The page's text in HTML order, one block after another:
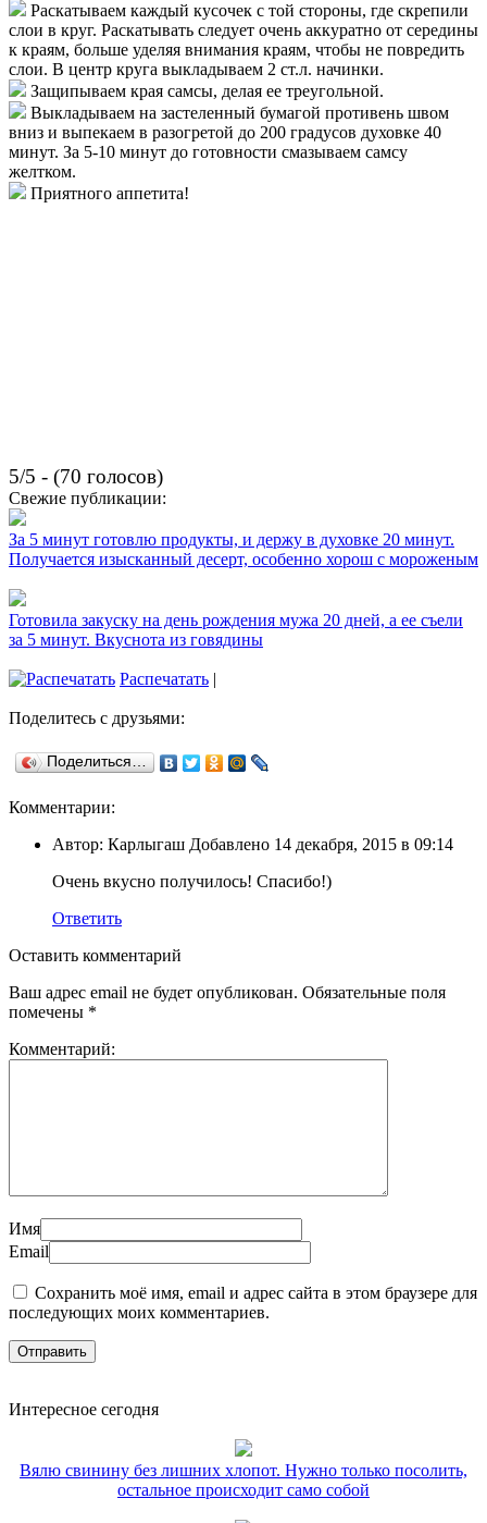
Раскатываем каждый кусочек с той стороны, где скрепили
слои в круг. Раскатывать следует очень аккуратно от середины
к краям, больше уделяя внимания краям, чтобы не повредить
слои. В центр круга выкладываем 2 ст.л. начинки.
Защипываем края самсы, делая ее треугольной.
Выкладываем на застеленный бумагой противень швом
вниз и выпекаем в разогретой до 200 градусов духовке 40
минут. За 5-10 минут до готовности смазываем самсу
желтком.
Приятного аппетита!
5/5 - (70 голосов)
Свежие публикации:
За 5 минут готовлю продукты, и держу в духовке 20 минут.
Получается изысканный десерт, особенно хорош с мороженым
Готовила закуску на день рождения мужа 20 дней, а ее съели
за 5 минут. Вкуснота из говядины
Распечатать |
Поделитесь с друзьями:
Поделиться…
Комментарии:
Автор: Карлыгаш Добавлено 14 декабря, 2015 в 09:14
Очень вкусно получилось! Спасибо!)
Ответить
Оставить комментарий
Ваш адрес email не будет опубликован. Обязательные поля
помечены *
Комментарий:
Имя
Email
Сохранить моё имя, email и адрес сайта в этом браузере для
последующих моих комментариев.
Интересное сегодня
Вялю свинину без лишних хлопот. Нужно только посолить,
остальное происходит само собой